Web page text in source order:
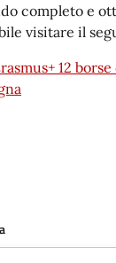
completo e
visitare il
12